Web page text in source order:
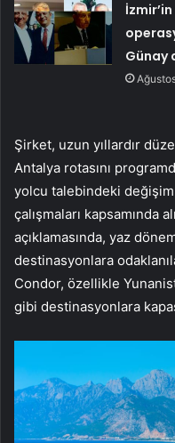
Günay
Şirket, uzun yıllardır
Antalya rotasını
yolcu talebindeki
çalışmaları kapsamında
açıklamasında, yaz
destinasyonlara
Condor, özellikle
gibi destinasyonlara